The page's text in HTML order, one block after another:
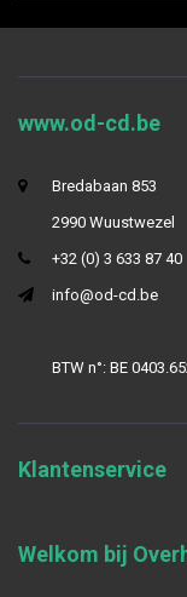
www.od-cd.be
Bredabaan 853
2990 Wuustwezel
+32 (0) 3 633 87 40
info@od-cd.be
BTW n°: BE
Klantenservice
Welkom bij